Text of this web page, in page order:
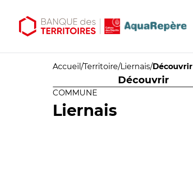
Accueil /Territoire/Liernais/Découvrir
Découvrir
COMMUNE
Liernais